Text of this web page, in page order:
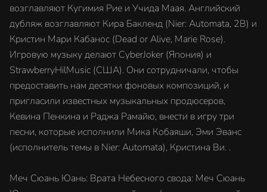
возглавляют Кугимия Рие и Учида Маая. Английский
дубляж возглавляют Кира Бакленд (Nier: Automata, 2B) и
Кристин Мари Кабанос (Dead or Alive, Marie Rose).
Игровую музыку делают CyberJoker (Япония) и
StrawberryHilMusic (США). Они сотрудничали, чтобы
предоставить нам десятки фоновых композиций, и
пригласили известных музыкальных продюсеров,
Кевина Пенкина и Раджа Рамайю, внести в игру три
песни, которые исполнили Мика Кобаяши, Эми Эванс
(исполнитель темы в Nier: Automata), Кристина Ви. .
Меч Сюань Юань: Врата Небесного свода: Меч Сюань